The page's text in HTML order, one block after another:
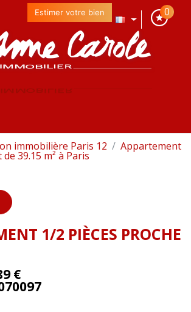
0
Estimer votre bien
immobilière Paris 12 Appartement
39.15 m² à Paris
1/2 PIÈCES PROCHE
€